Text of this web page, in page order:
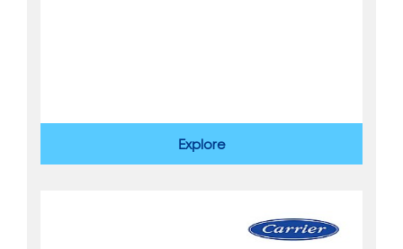
Explore